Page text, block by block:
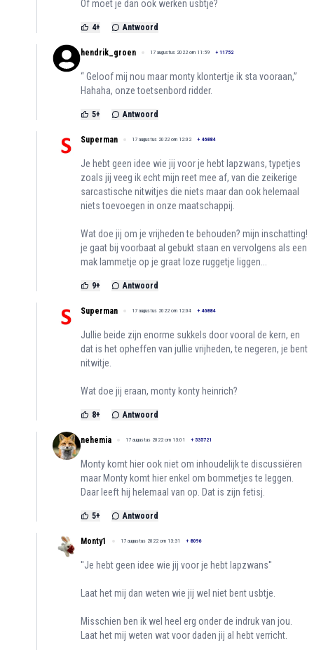
Of moet je dan ook werken usbtje?
4+ Antwoord
hendrik_groen 17 augustus 2022 om 11:59 + 11752
“ Geloof mij nou maar monty klontertje ik sta vooraan,”
Hahaha, onze toetsenbord ridder.
5+ Antwoord
Superman 17 augustus 2022 om 12:02 + 46884
Je hebt geen idee wie jij voor je hebt lapzwans, typetjes
zoals jij veeg ik echt mijn reet mee af, van die zeikerige
sarcastische nitwitjes die niets maar dan ook helemaal
niets toevoegen in onze maatschappij.
Wat doe jij om je vrijheden te behouden? mijn inschatting!
je gaat bij voorbaat al gebukt staan en vervolgens als een
mak lammetje op je graat loze ruggetje liggen...
9+ Antwoord
Superman 17 augustus 2022 om 12:04 + 46884
Jullie beide zijn enorme sukkels door vooral de kern, en
dat is het opheffen van jullie vrijheden, te negeren, je bent
nitwitje.
Wat doe jij eraan, monty konty heinrich?
8+ Antwoord
nehemia 17 augustus 2022 om 13:01 + 535721
Monty komt hier ook niet om inhoudelijk te discussiëren
maar Monty komt hier enkel om bommetjes te leggen.
Daar leeft hij helemaal van op. Dat is zijn fetisj.
5+ Antwoord
Monty1 17 augustus 2022 om 13:31 + 8096
''Je hebt geen idee wie jij voor je hebt lapzwans''
Laat het mij dan weten wie jij wel niet bent usbtje.
Misschien ben ik wel heel erg onder de indruk van jou.
Laat het mij weten wat voor daden jij al hebt verricht.